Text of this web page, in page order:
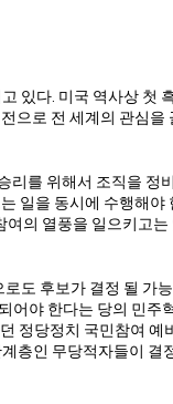
있다. 미국 역사상 첫
으로 전 세계의 관심을
리를 위해서 조직을 정
일을 동시에 수행해야
여의 열풍을 일으키고는
로도 후보가 결정 될 가
어야 한다는 당의 민주
정당정치 국민참여 예
층인 무당적자들이 결